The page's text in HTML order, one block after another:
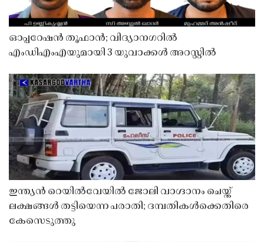
ഓപ്പറേഷൻ തൂഫാൻ; വിദ്യാനഗറിൽ
എംഡിഎംഎയുമായി 3 യുവാക്കൾ അറസ്റ്റിൽ
ഇന്ത്യൻ റെയിൽവേയിൽ ജോലി വാഗ്ദാനം ചെയ്ത്
ലക്ഷങ്ങൾ തട്ടിയെന്ന പരാതി; ദമ്പതികൾക്കെതിരെ
കേസെടുത്തു